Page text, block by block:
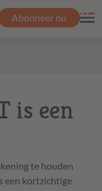
Abonneer nu
is een
te houden
een kortzichtige